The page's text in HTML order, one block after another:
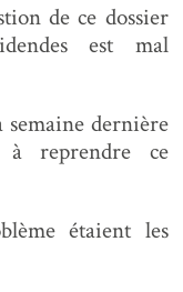
de ce dossier
est mal
dernière
à reprendre ce
étaient les